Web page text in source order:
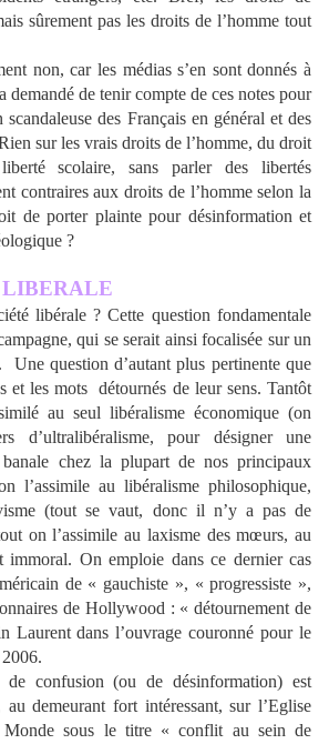
sûrement pas les droits de l’homme tout
non, car les médias s’en sont donnés à
de tenir compte de ces notes pour
des Français en général et des
sur les vrais droits de l’homme, du droit
scolaire, sans parler des libertés
contraires aux droits de l’homme selon la
de porter plainte pour désinformation et
?
LIBERALE
libérale ?Cette question fondamentale
qui se serait ainsi focalisée sur un
Une question d’autant plus pertinente que
et les mots
détournés de leur sens. Tantôt
au seul libéralisme économique (on
d’ultralibéralisme, pour désigner une
chez la plupart de nos principaux
l’assimile au libéralisme philosophique,
(tout se vaut, donc il n’y a pas de
on l’assimile au laxisme des mœurs, au
immoral. On emploie dans ce dernier cas
de « gauchiste », « progressiste »,
de Hollywood : « détournement de
Laurent dans l’ouvrage couronné pour le
confusion (ou de désinformation) est
demeurant fort intéressant, sur l’Eglise
Monde sous le titre « conflit au sein de